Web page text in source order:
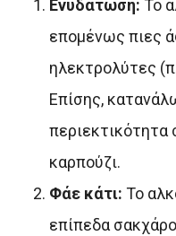
Ενυδάτωση: Το
επομένως πιες
ηλεκτρολύτες
Επίσης,
περιεκτικότητα
καρπούζι.
Φάε κάτι: Το
επίπεδα